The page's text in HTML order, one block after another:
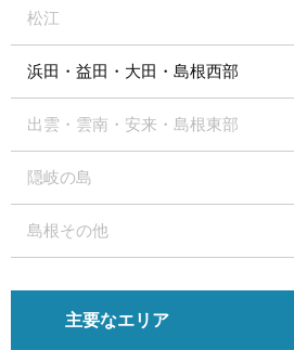
松江
浜田・益田・大田・島根西部
出雲・雲南・安来・島根東部
隠岐の島
島根その他
主要なエリア